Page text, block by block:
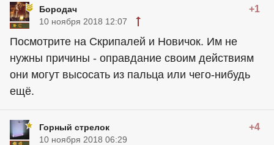
Бородач +1
10 ноября 2018 12:07
Посмотрите на Скрипалей и Новичок. Им не
нужны причины - оправдание своим действиям
они могут высосать из пальца или чего-нибудь
ещё.
Горный стрелок +4
10 ноября 2018 06:29